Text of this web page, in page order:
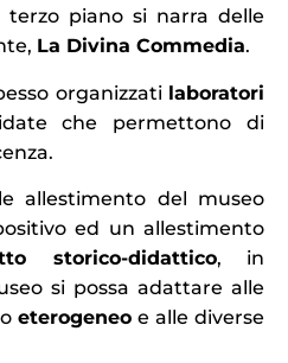
piano si narra delle
La Divina Commedia.
organizzati laboratori
che permettono di
allestimento del museo
ed un allestimento
storico-didattico, in
si possa adattare alle
eterogeneo e alle diverse